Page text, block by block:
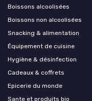
Boissons alcoolisées
Boissons non alcoolisées
Snacking & alimentation
Équipement de cuisine
Hygiène & désinfection
Cadeaux & coffrets
Epicerie du monde
Sante et produits bio